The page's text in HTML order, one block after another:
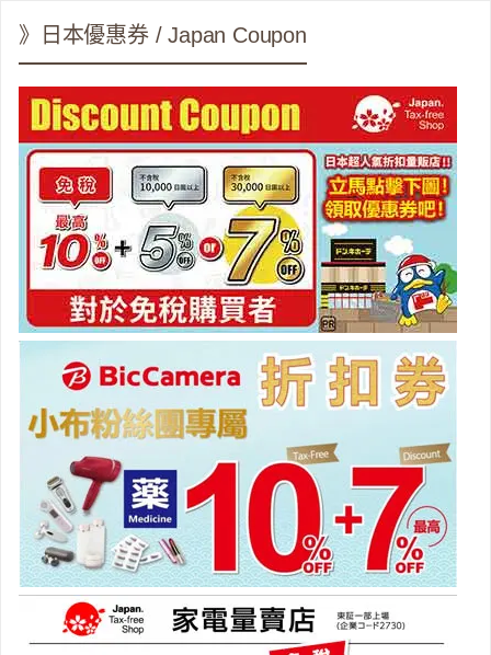
》日本優惠券 / Japan Coupon